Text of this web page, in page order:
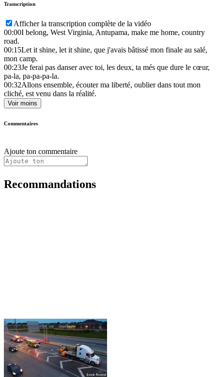
Transcription
Afficher la transcription complète de la vidéo
00:00I belong, West Virginia, Antupama, make me home, country
road.
00:15Let it shine, let it shine, que j'avais bâtissé mon finale au salé,
mon camp.
00:23Je ferai pas danser avec toi, les deux, ta més que dure le cœur,
pa-la, pa-pa-pa-la.
00:32Allons ensemble, écouter ma liberté, oublier dans tout mon
cliché, est venu dans la réalité.
Voir moins
Commentaires
Ajoute ton commentaire
Recommandations